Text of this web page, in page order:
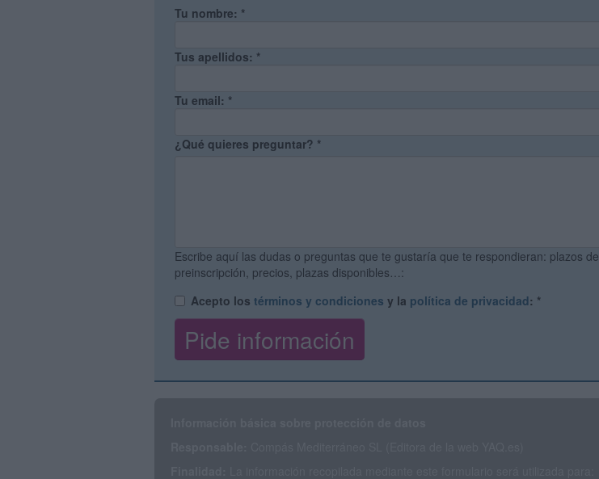
Tu nombre: *
Tus apellidos: *
Tu email: *
¿Qué quieres preguntar? *
Escribe aquí las dudas o preguntas que te gustaría que te respondieran: plazos de
preinscripción, precios, plazas disponibles…:
Acepto los términos y condiciones y la política de privacidad: *